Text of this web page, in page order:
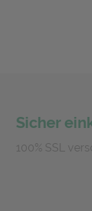
Sicher
100% SSL